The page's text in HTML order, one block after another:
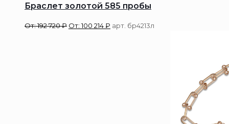
Браслет золотой 585 пробы
От:192 720₽ От:100 214₽ арт. бр4213л